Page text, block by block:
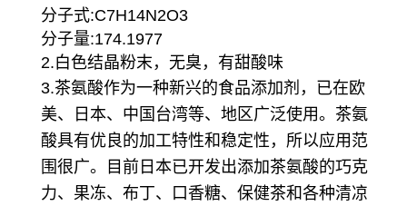
分子式:C7H14N2O3
分子量:174.1977
2.白色结晶粉末，无臭，有甜酸味
3.茶氨酸作为一种新兴的食品添加剂，已在欧
美、日本、中国台湾等、地区广泛使用。茶氨
酸具有优良的加工特性和稳定性，所以应用范
围很广。目前日本已开发出添加茶氨酸的巧克
力、果冻、布丁、口香糖、保健茶和各种清凉